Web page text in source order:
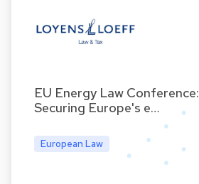
EU Energy Law Conference:
Securing Europe's e…
European Law